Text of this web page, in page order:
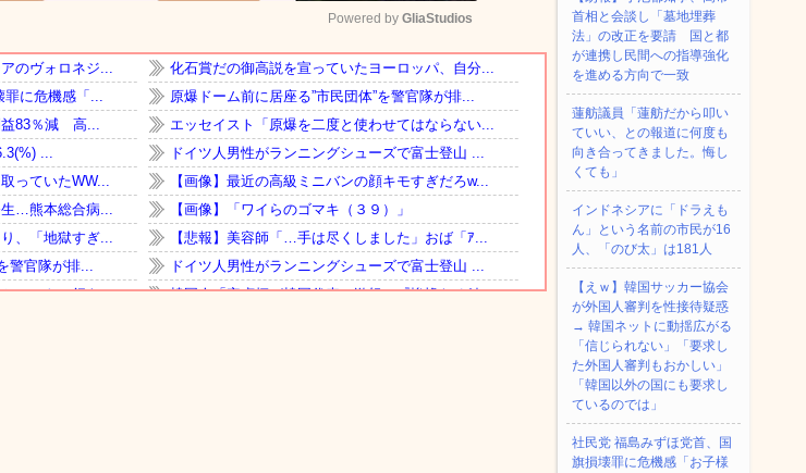
Mute
Powered by GliaStudios
首相と会談し「墓地埋葬
法」の改正を要請 国と都
が連携し民間への指導強化
を進める方向で一致
蓮舫議員「蓮舫だから叩い
ていい、との報道に何度も
向き合ってきました。悔し
くても」
インドネシアに「ドラえも
ん」という名前の市民が16
人、「のび太」は181人
【えｗ】韓国サッカー協会
が外国人審判を性接待疑惑
→ 韓国ネットに動揺広がる
「信じられない」「要求し
た外国人審判もおかしい」
「韓国以外の国にも要求し
ているのでは」
社民党 福島みずほ党首、国
旗損壊罪に危機感「お子様